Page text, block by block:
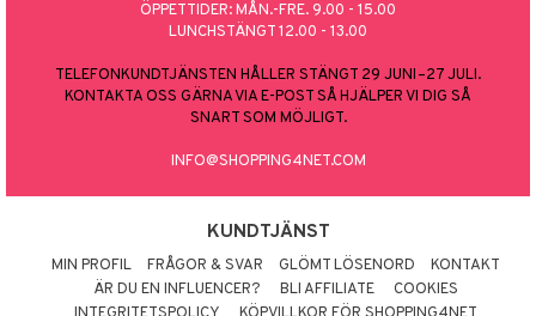
ÖPPETTIDER: MÅN.-FRE. 9.00 - 15.00
LUNCHSTÄNGT 12.00 - 13.00
TELEFONKUNDTJÄNSTEN HÅLLER STÄNGT 29 JUNI–27 JULI.
KONTAKTA OSS GÄRNA VIA E-POST SÅ HJÄLPER VI DIG SÅ
SNART SOM MÖJLIGT.
INFO@SHOPPING4NET.COM
KUNDTJÄNST
MIN PROFIL FRÅGOR & SVAR GLÖMT LÖSENORD
KONTAKT
ÄR DU EN INFLUENCER?
BLI AFFILIATE
COOKIES